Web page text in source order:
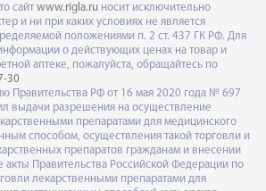
сайт www.rigla.ru носит исключительно
и ни при каких условиях не является
положениями п. 2 ст. 437 ГК РФ. Для
о действующих ценах на товар и
аптеке, пожалуйста, обращайтесь по
30
Правительства РФ от 16 мая 2020 года № 697
выдачи разрешения на осуществление
препаратами для медицинского
способом, осуществления такой торговли и
препаратов гражданам и внесении
Правительства Российской Федерации по
лекарственными препаратами для